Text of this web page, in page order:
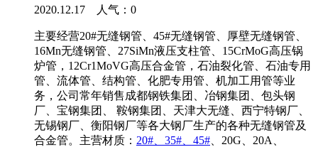
2020.12.17 人气： 0
主要经营20#无缝钢管、45#无缝钢管、厚壁无缝钢管、
16Mn无缝钢管、27SiMn液压支柱管、15CrMoG高压锅
炉管，12Cr1MoVG高压合金管，石油裂化管、石油专用
管、流体管、结构管、化肥专用管、机加工用管等业
务，公司常年销售成都钢铁集团、冶钢集团、包头钢
厂、宝钢集团、 鞍钢集团、天津大无缝、西宁特钢厂、
无锡钢厂、衡阳钢厂等各大钢厂生产的各种无缝钢管及
合金管。主营材质： 20#、35#、45# 、20G、20A、